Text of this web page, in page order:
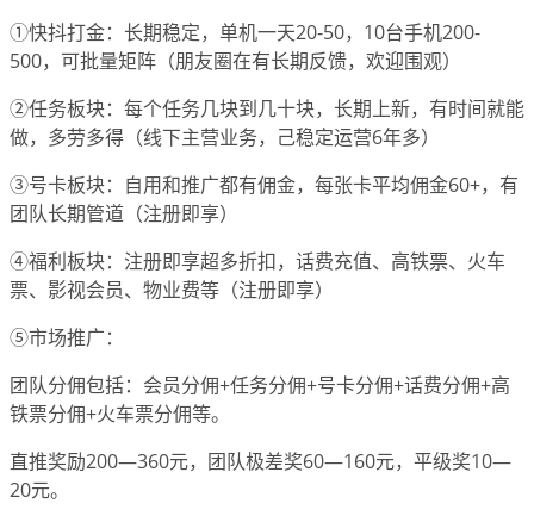
①快抖打金：长期稳定，单机一天20-50，10台手机200-
500，可批量矩阵（朋友圈在有长期反馈，欢迎围观）
②任务板块：每个任务几块到几十块，长期上新，有时间就能
做，多劳多得（线下主营业务，己稳定运营6年多）
③号卡板块：自用和推广都有佣金，每张卡平均佣金60+，有
团队长期管道（注册即享）
④福利板块：注册即享超多折扣，话费充值、高铁票、火车
票、影视会员、物业费等（注册即享）
⑤市场推广：
团队分佣包括：会员分佣+任务分佣+号卡分佣+话费分佣+高
铁票分佣+火车票分佣等。
直推奖励200—360元，团队极差奖60—160元，平级奖10—
20元。